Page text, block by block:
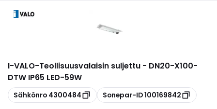
I-VALO-Teollisuusvalaisin suljettu - DN20-X100-
DTW IP65 LED-59W
Kopioi
Sähkönro 4300484 Kopioi
Sonepar-ID100169842